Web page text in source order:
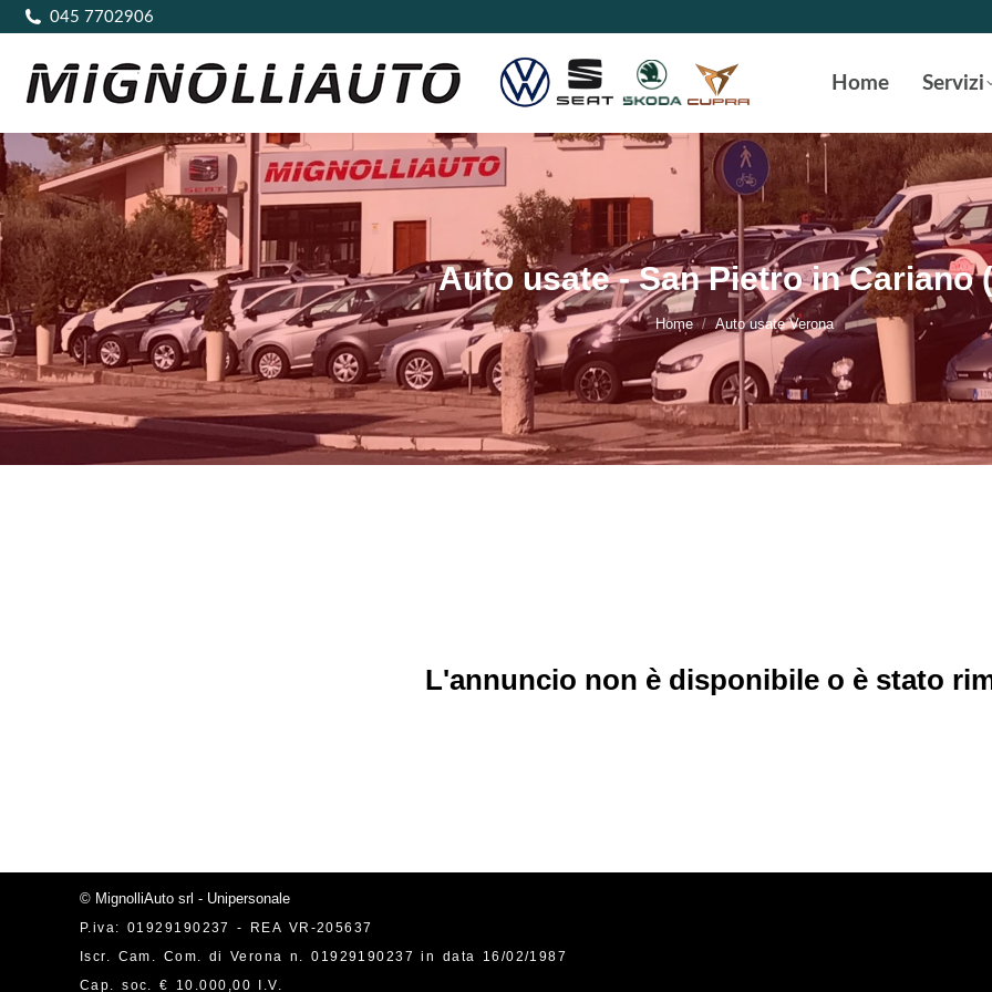
045 7702906
Home Servizi
Auto usate - San Pietro in Cariano
Tu sei qui:
Home Auto usate Verona
L'annuncio non è disponibile o è stato
© MignolliAuto srl - Unipersonale
P.iva: 01929190237 - REA VR-205637
Iscr. Cam. Com. di Verona n. 01929190237 in data 16/02/1987
Cap. soc. € 10.000,00 I.V.